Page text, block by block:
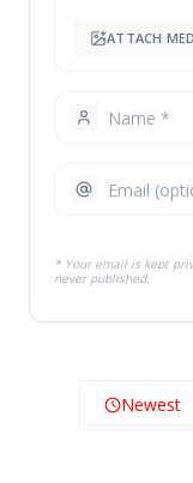
ATTACH
* Your email is kept
never published.
Newest